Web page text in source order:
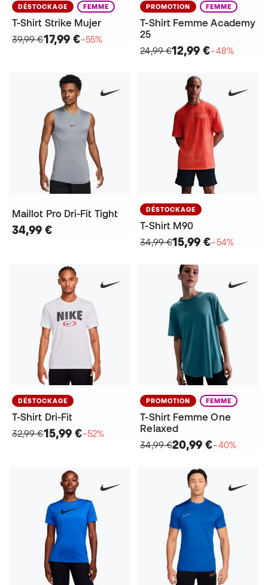
DÉSTOCKAGE FEMME
T-Shirt Strike Mujer
39,99 €17,99 €−55%
PROMOTION FEMME
T-Shirt Femme Academy
25
24,99 €12,99 €−48%
Maillot Pro Dri-Fit Tight
34,99 €
DÉSTOCKAGE
T-Shirt M90
34,99 €15,99 €−54%
DÉSTOCKAGE
T-Shirt Dri-Fit
32,99 €15,99 €−52%
PROMOTION FEMME
T-Shirt Femme One
Relaxed
34,99 €20,99 €−40%